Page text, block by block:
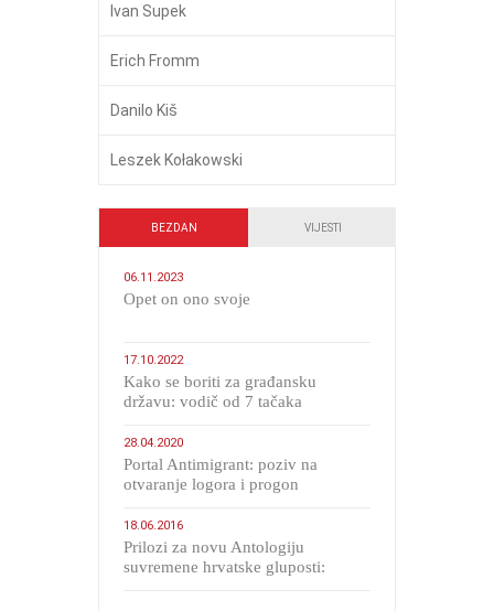
Ivan Supek
Erich Fromm
Danilo Kiš
Leszek Kołakowski
BEZDAN VIJESTI
06.11.2023
​Opet on ono svoje
17.10.2022
Kako se boriti za građansku
državu: vodič od 7 tačaka
28.04.2020
Portal Antimigrant: poziv na
otvaranje logora i progon
18.06.2016
Prilozi za novu Antologiju
suvremene hrvatske gluposti: